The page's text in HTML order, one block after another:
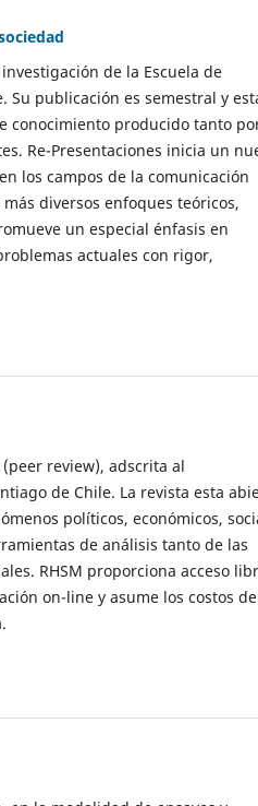
de la Escuela de
Su publicación es semestral y
conocimiento producido tanto
Re-Presentaciones inicia un
los campos de la comunicación
diversos enfoques teóricos,
un especial énfasis en
actuales con rigor,
review), adscrita al
de Chile. La revista esta
políticos, económicos,
de análisis tanto de las
RHSM proporciona acceso
on-line y asume los costos de